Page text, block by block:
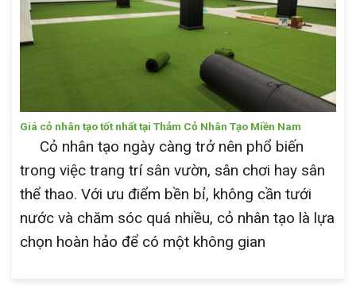
Giá cỏ nhân tạo tốt nhất tại Thảm Cỏ Nhân Tạo Miền Nam
Cỏ nhân tạo ngày càng trở nên phổ biến
trong việc trang trí sân vườn, sân chơi hay sân
thể thao. Với ưu điểm bền bỉ, không cần tưới
nước và chăm sóc quá nhiều, cỏ nhân tạo là lựa
chọn hoàn hảo để có một không gian